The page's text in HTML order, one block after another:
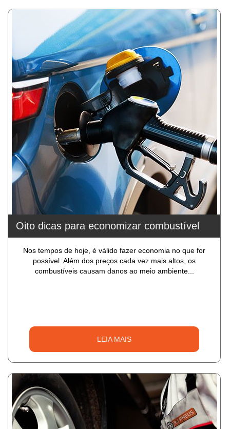
Oito dicas para economizar combustível
Nos tempos de hoje, é válido fazer economia no que for
possível. Além dos preços cada vez mais altos, os
combustíveis causam danos ao meio ambiente...
LEIA MAIS